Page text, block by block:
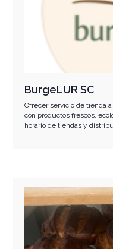
BurgeLUR SC
Ofrecer servicio de tienda
con productos frescos,
horario de tiendas y